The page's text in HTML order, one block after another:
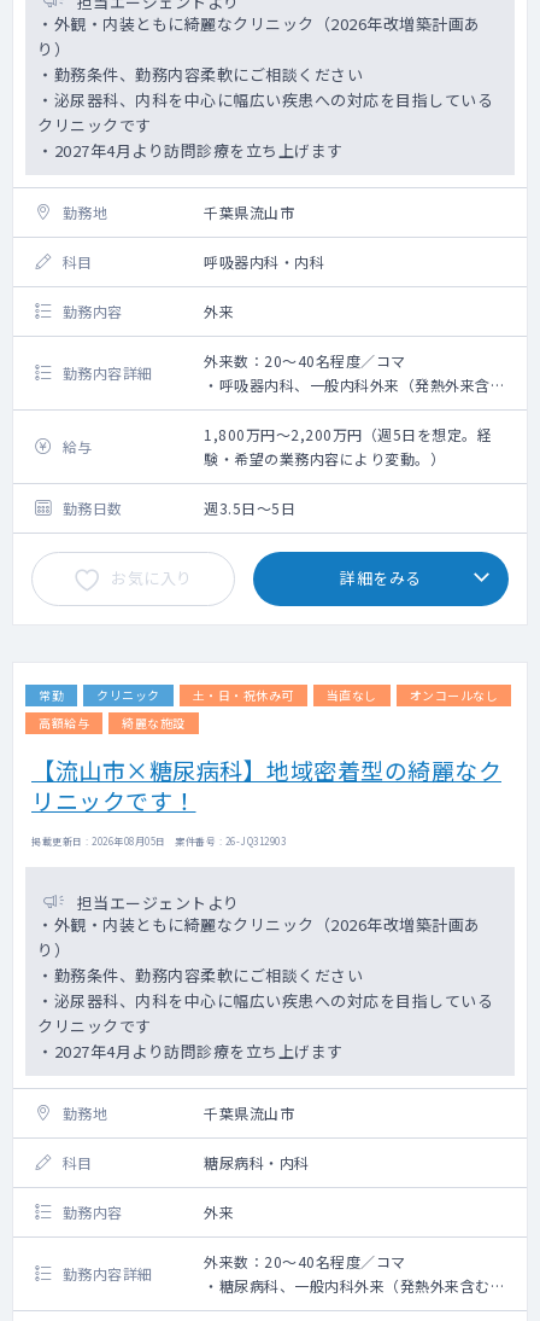
・外観・内装ともに綺麗なクリニック（2026年改増築計画あ
り）
・勤務条件、勤務内容柔軟にご相談ください
・泌尿器科、内科を中心に幅広い疾患への対応を目指している
クリニックです
・2027年4月より訪問診療を立ち上げます
勤務地 千葉県流山市
科目 呼吸器内科・内科
勤務内容 外来
勤務内容詳細
外来数：20～40名程度／コマ
・呼吸器内科、一般内科外来（発熱外来含
む）をお願いいたします。
・訪問診療もご希望に応じてお任せすること
が可能です。
給与
1,800万円～2,200万円（週5日を想定。経
験・希望の業務内容により変動。）
勤務日数 週3.5日～5日
お気に入り 詳細をみる
常勤 クリニック 土・日・祝休み可 当直なし
オンコールなし
高額給与
綺麗な施設
【流山市×糖尿病科】地域密着型の綺麗なク
リニックです！
掲載更新日 : 2026年08月05日 案件番号 : 26-JQ312903
担当エージェントより
・外観・内装ともに綺麗なクリニック（2026年改増築計画あ
り）
・勤務条件、勤務内容柔軟にご相談ください
・泌尿器科、内科を中心に幅広い疾患への対応を目指している
クリニックです
・2027年4月より訪問診療を立ち上げます
勤務地 千葉県流山市
科目 糖尿病科・内科
勤務内容 外来
勤務内容詳細
外来数：20～40名程度／コマ
・糖尿病科、一般内科外来（発熱外来含む）
をお願いいたします。